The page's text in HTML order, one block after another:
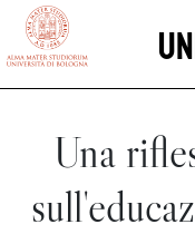
vai al contenuto della
Una